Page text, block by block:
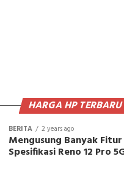
HARGA HP TERBARU
BERITA 2 years ago
Mengusung Banyak
Spesifikasi Reno 12 Pro